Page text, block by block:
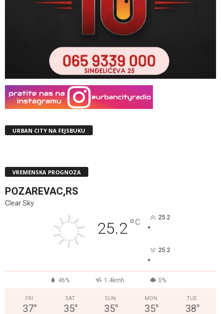
URBAN CITY NA FEJSBUKU
VREMENSKA PROGNOZA
POZAREVAC,RS
Clear Sky
25.2°C 25.2
°
25.2
°
46% 1.4kmh 0%
FRI
37°
SAT
35°
SUN
35°
MON
35°
TUE
38°